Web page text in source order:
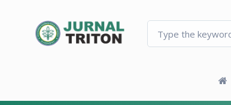
Quick jump to page content